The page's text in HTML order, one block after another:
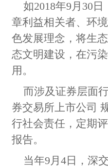
如2018年9月30
章利益相关者、环
色发展理念，将生
态文明建设，在污
用。
而涉及证券层面
券交易所上市公司
行社会责任，定期
报告。
当年9月4日，深